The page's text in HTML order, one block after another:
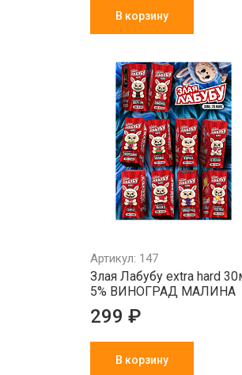
В корзину
Артикул: 147
Злая Лабубу extra hard
5% ВИНОГРАД МАЛИНА
299 ₽
В корзину